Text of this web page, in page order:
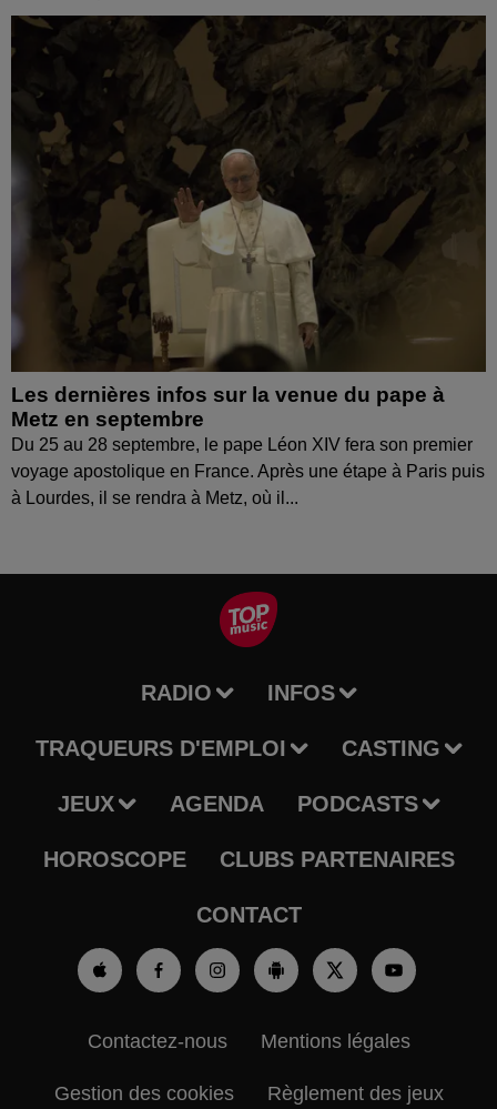
Les dernières infos sur la venue du pape à
Metz en septembre
Du 25 au 28 septembre, le pape Léon XIV fera son premier
voyage apostolique en France. Après une étape à Paris puis
à Lourdes, il se rendra à Metz, où il...
RADIO INFOS
TRAQUEURS D'EMPLOI CASTING
JEUX AGENDA PODCASTS
HOROSCOPE CLUBS PARTENAIRES
CONTACT
Contactez-nous Mentions légales
Gestion des cookies Règlement des jeux